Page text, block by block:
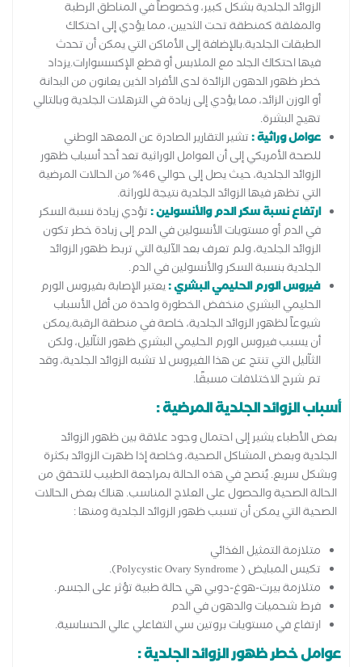
الزوائد الجلدية بشكل كبير، وخصوصاً في المناطق الرطبة
والمغلقة كمنطقة تحت الثديين، مما يؤدي إلى احتكاك
الطبقات الجلدية.بالإضافة إلى الأماكن التي يمكن أن تحدث
فيها احتكاك الجلد مع الملابس أو قطع الإكسسوارات.يزداد
خطر ظهور الدهون الزائدة لدى الأفراد الذين يعانون من البدانة
أو الوزن الزائد، مما يؤدي إلى زيادة في الترهلات الجلدية وبالتالي
تهيج البشرة.
عوامل وراثية :تشير التقارير الصادرة عن المعهد الوطني
للصحة الأمريكي إلى أن العوامل الوراثية تعد أحد أسباب ظهور
الزوائد الجلدية، حيث يصل إلى حوالي 46% من الحالات المرضية
التي تظهر فيها الزوائد الجلدية نتيجة للوراثة.
ارتفاع نسبة سكر الدم والأنسولين :تؤدي زيادة نسبة السكر
في الدم أو مستويات الأنسولين في الدم إلى زيادة خطر تكون
الزوائد الجلدية، ولم تعرف بعد الآلية التي تربط ظهور الزوائد
الجلدية بنسبة السكر والأنسولين في الدم.
فيروس الورم الحليمي البشري :يعتبر الإصابة بفيروس الورم
الحليمي البشري منخفض الخطورة واحدة من أقل الأسباب
شيوعاً لظهور الزوائد الجلدية، خاصة في منطقة الرقبة.يمكن
أن يسبب فيروس الورم الحليمي البشري ظهور الثآليل، ولكن
الثآليل التي تنتج عن هذا الفيروس لا تشبه الزوائد الجلدية، وقد
تم شرح الاختلافات مسبقًا.
أسباب الزوائد الجلدية المرضية :
بعض الأطباء يشير إلى احتمال وجود علاقة بين ظهور الزوائد
الجلدية وبعض المشاكل الصحية، وخاصة إذا ظهرت الزوائد بكثرة
وبشكل سريع. يُنصح في هذه الحالة بمراجعة الطبيب للتحقق من
الحالة الصحية والحصول على العلاج المناسب. هناك بعض الحالات
الصحية التي يمكن أن تسبب ظهور الزوائد الجلدية ومنها :
متلازمة التمثيل الغذائي
تكيس المبايض ( Polycystic Ovary Syndrome).
متلازمة بيرت-هوغ-دوبي هي حالة طبية تؤثر على الجسم.
فرط شحميات والدهون في الدم
ارتفاع في مستويات بروتين سي التفاعلي عالي الحساسية.
عوامل خطر ظهور الزوائد الجلدية :